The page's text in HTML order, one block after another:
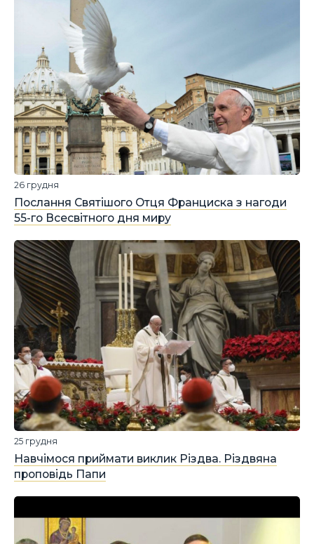
Послання Святішого Отця Франциска з нагоди
55-го Всесвітного дня миру
26 грудня
Навчімося приймати виклик Різдва. Різдвяна
проповідь Папи
25 грудня